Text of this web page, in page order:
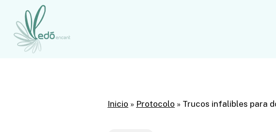
main
content
Inicio » Protocolo » Trucos infalibles para